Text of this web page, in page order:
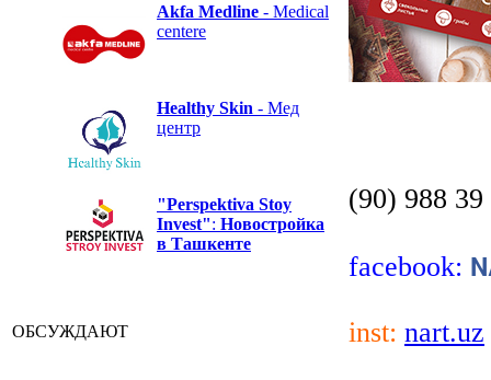
Akfa Medline - Medical
centere
Healthy Skin - Мед
центр
"Perspektiva Stoy
Invest": Новостройка
в Ташкенте
ОБСУЖДАЮТ
(90) 988 39
facebook:
inst: nart.uz